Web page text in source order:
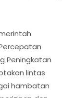
Peningkatan
lintas
hambatan